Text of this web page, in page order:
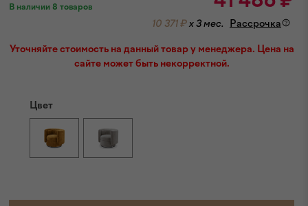
В наличии 8 товаров
10 371 ₽x 3 мес. Рассрочка
Уточняйте стоимость на данный товар у менеджера. Цена на
сайте может быть некорректной.
Цвет